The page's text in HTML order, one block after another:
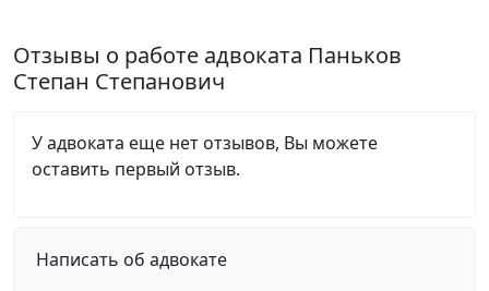
Отзывы о работе адвоката Паньков
Степан Степанович
У адвоката еще нет отзывов, Вы можете
оставить первый отзыв.
Написать об адвокате